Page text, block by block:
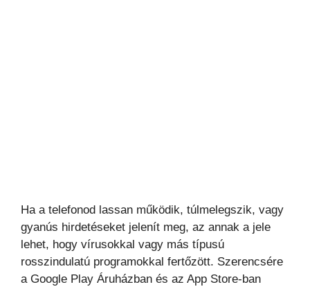
Ha a telefonod lassan működik, túlmelegszik, vagy
gyanús hirdetéseket jelenít meg, az annak a jele
lehet, hogy vírusokkal vagy más típusú
rosszindulatú programokkal fertőzött. Szerencsére
a Google Play Áruházban és az App Store-ban